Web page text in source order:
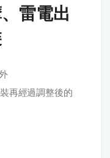
雷電出
經過調整後的